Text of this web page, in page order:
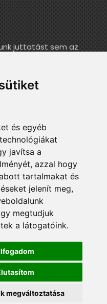
és egyéb
javítsa a
azzal hogy
tartalmakat és
jelenít meg,
megtudjuk
a látogatóink.
megváltoztatása
juttatást sem az
Ha szeretnél segíteni
feldolgozásában,
és
a hírlevélre »
Minden jog
esetekben.
történeti oldal,
a labdarúgó